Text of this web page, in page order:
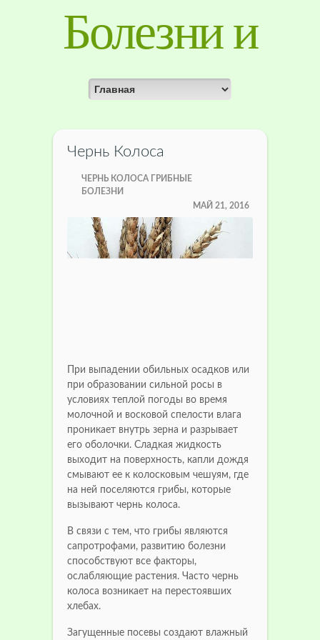
Болезни и
лечение
растений
Чернь Колоса
ЧЕРНЬ КОЛОСА ГРИБНЫЕ
БОЛЕЗНИ
МАЙ 21, 2016
При выпадении обильных осадков или
при образовании сильной росы в
условиях теплой погоды во время
молочной и восковой спелости влага
проникает внутрь зерна и разрывает
его оболочки. Сладкая жидкость
выходит на поверхность, капли дождя
смывают ее к колосковым чешуям, где
на ней поселяются грибы, которые
вызывают чернь колоса.
В связи с тем, что грибы являются
сапротрофами, развитию болезни
способствуют все факторы,
ослабляющие растения. Часто чернь
колоса возникает на перестоявших
хлебах.
Загущенные посевы создают влажный